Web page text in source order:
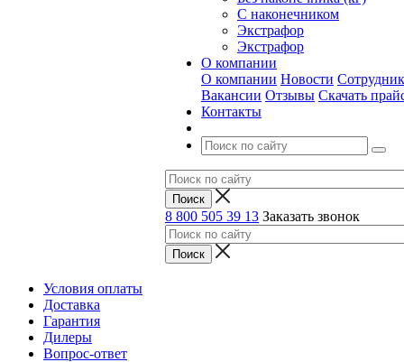
С наконечником
Экстрафор
Экстрафор
О компании
О компании Новости
Вакансии Отзывы Скачать
Контакты
8 800 505 39 13 Заказать звонок
Условия оплаты
Доставка
Гарантия
Дилеры
Вопрос-ответ